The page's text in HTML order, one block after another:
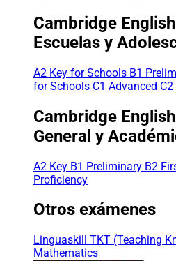
Cambridge
Escuelas y
A2 Key for Schools B1
for Schools C1 Advanced
Cambridge English
General y
A2 Key B1 Preliminary B2
Proficiency
Otros exámenes
Linguaskill TKT (Teaching
Mathematics